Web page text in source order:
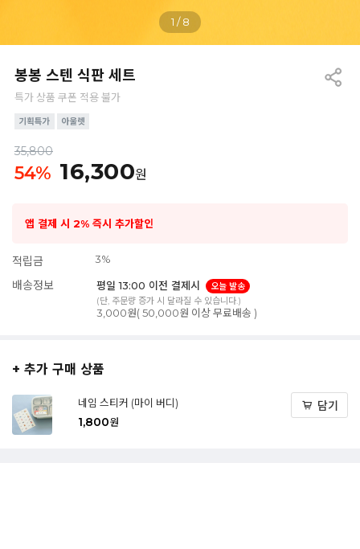
1 /8
봉봉 스텐 식판 세트
특가 상품 쿠폰 적용 불가
35,800
54% 16,300원
앱 결제 시 2% 즉시 추가할인
적립금 3%
배송정보 평일 13:00 이전 결제시
오늘 발송
(단, 주문량 증가 시 달라질 수 있습니다.)
3,000원( 50,000원 이상 무료배송 )
+ 추가 구매 상품
네임 스티커 (마이 버디)
1,800원
담기